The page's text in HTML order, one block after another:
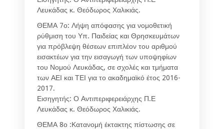
Λευκάδας κ. Θεόδωρος Χαλικιάς.
ΘΕΜΑ 7ο: Λήψη απόφασης για νομοθετική
ρύθμιση του Υπ. Παιδείας και Θρησκευμάτων
για πρόβλεψη θέσεων επιπλέον του αριθμού
εισακτέων για την εισαγωγή των υποψηφίων
του Νομού Λευκάδας, σε σχολές και τμήματα
των ΑΕΙ και ΤΕΙ για το ακαδημαϊκό έτος 2016-
2017.
Εισηγητής: Ο Αντιπεριφερειάρχης Π.Ε
Λευκάδας κ. Θεόδωρος Χαλικιάς.
ΘΕΜΑ 8ο :Κατανομή έκτακτης πίστωσης σε